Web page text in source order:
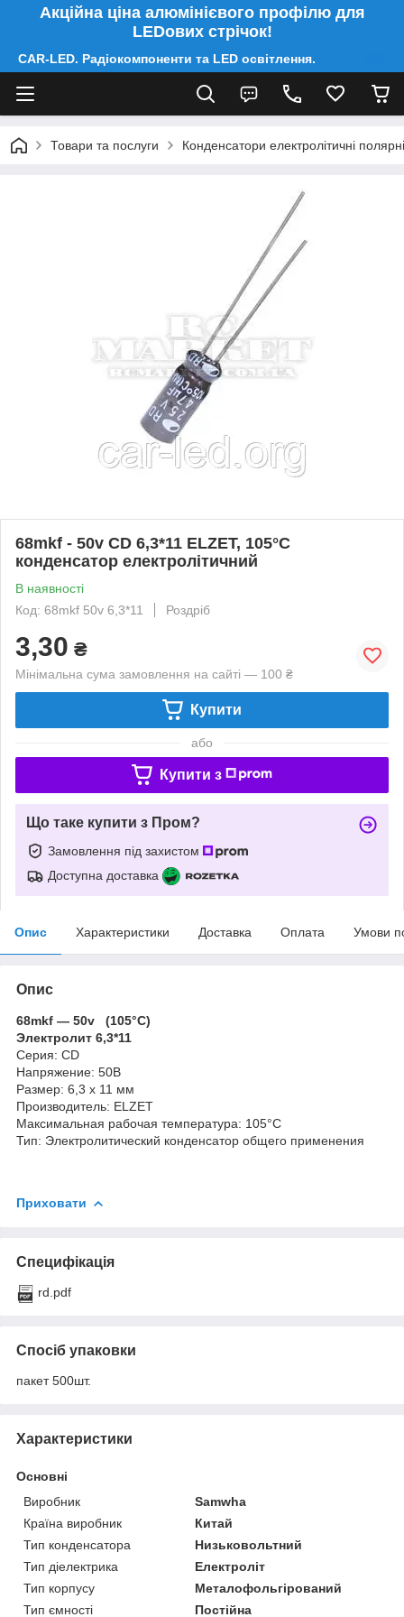
Акційна ціна алюмінієвого профілю для
LEDових стрічок!
CAR-LED. Радіокомпоненти та LED освітлення.
Товари та послуги Конденсатори електролітичні
68mkf - 50v CD 6,3*11 ELZET, 105°C
конденсатор електролітичний
В наявності
Код: 68mkf 50v 6,3*11
Роздріб
3,30 ₴
Мінімальна сума замовлення на сайті — 100 ₴
Купити
або
Купити з
Що таке купити з Пром?
Замовлення під захистом
Доступна доставка
Опис Характеристики Доставка Оплата Умови
Опис
68mkf ― 50v (105°C)
Электролит 6,3*11
Серия: CD
Напряжение: 50В
Размер: 6,3 x 11 мм
Производитель: ELZET
Максимальная рабочая температура: 105°C
Тип: Электролитический конденсатор общего применения
Приховати
Специфікація
rd.pdf
Спосіб упаковки
пакет 500шт.
Характеристики
Основні
Виробник
Samwha
Країна виробник
Китай
Тип конденсатора
Низьковольтний
Тип діелектрика
Електроліт
Тип корпусу
Металофольгірований
Тип ємності
Постійна